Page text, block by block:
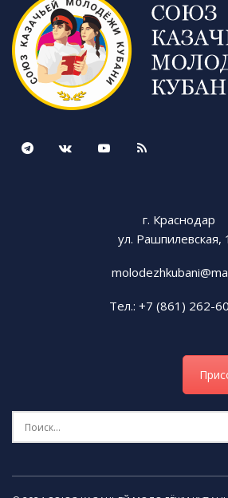
г. Краснодар
ул. Рашпилевская,
Тел.: +7 (861) 262-